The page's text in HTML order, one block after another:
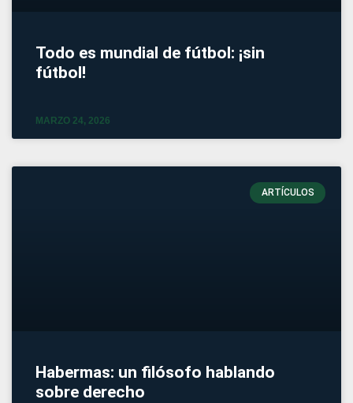
Todo es mundial de fútbol: ¡sin
fútbol!
MARZO 24, 2026
ARTÍCULOS
Habermas: un filósofo hablando
sobre derecho